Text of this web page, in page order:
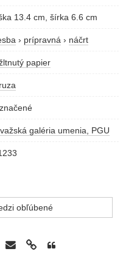
13.4 cm, šírka 6.6 cm
› prípravná › náčrt
papier
galéria umenia, PGU
obľúbené